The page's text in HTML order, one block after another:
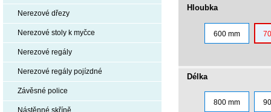
Hloubka
600 mm
Délka
800 mm
Nerezové dřezy
Nerezové stoly k myčce
Nerezové regály
Nerezové regály pojízdné
Závěsné police
Nástěnné skříně